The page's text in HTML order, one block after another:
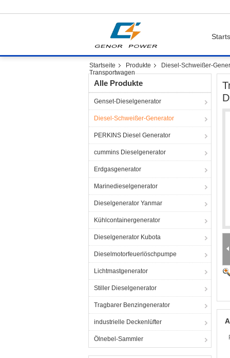
Startseite Produkte Diesel-Schweißer-
Transportwagen
Alle Produkte
Genset-Dieselgenerator
Diesel-Schweißer-Generator
PERKINS Diesel Generator
cummins Dieselgenerator
Erdgasgenerator
Marinedieselgenerator
Dieselgenerator Yanmar
Kühlcontainergenerator
Dieselgenerator Kubota
Dieselmotorfeuerlöschpumpe
Lichtmastgenerator
Stiller Dieselgenerator
Tragbarer Benzingenerator
industrielle Deckenlüfter
Ölnebel-Sammler